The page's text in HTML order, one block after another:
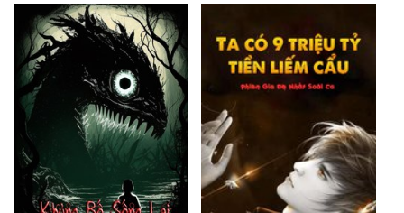
Sát Phạt Quyết Đoán
Vô Sỉ
Điềm Đạm